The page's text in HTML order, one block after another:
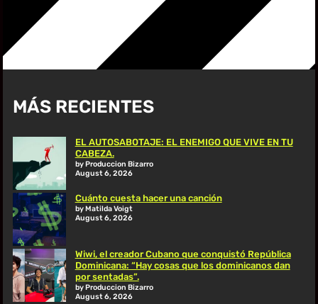
MÁS RECIENTES
EL AUTOSABOTAJE: EL ENEMIGO QUE VIVE EN TU
CABEZA.
by Produccion Bizarro
August 6, 2026
Cuánto cuesta hacer una canción
by Matilda Voigt
August 6, 2026
Wiwi, el creador Cubano que conquistó República
Dominicana: “Hay cosas que los dominicanos dan
por sentadas”.
by Produccion Bizarro
August 6, 2026